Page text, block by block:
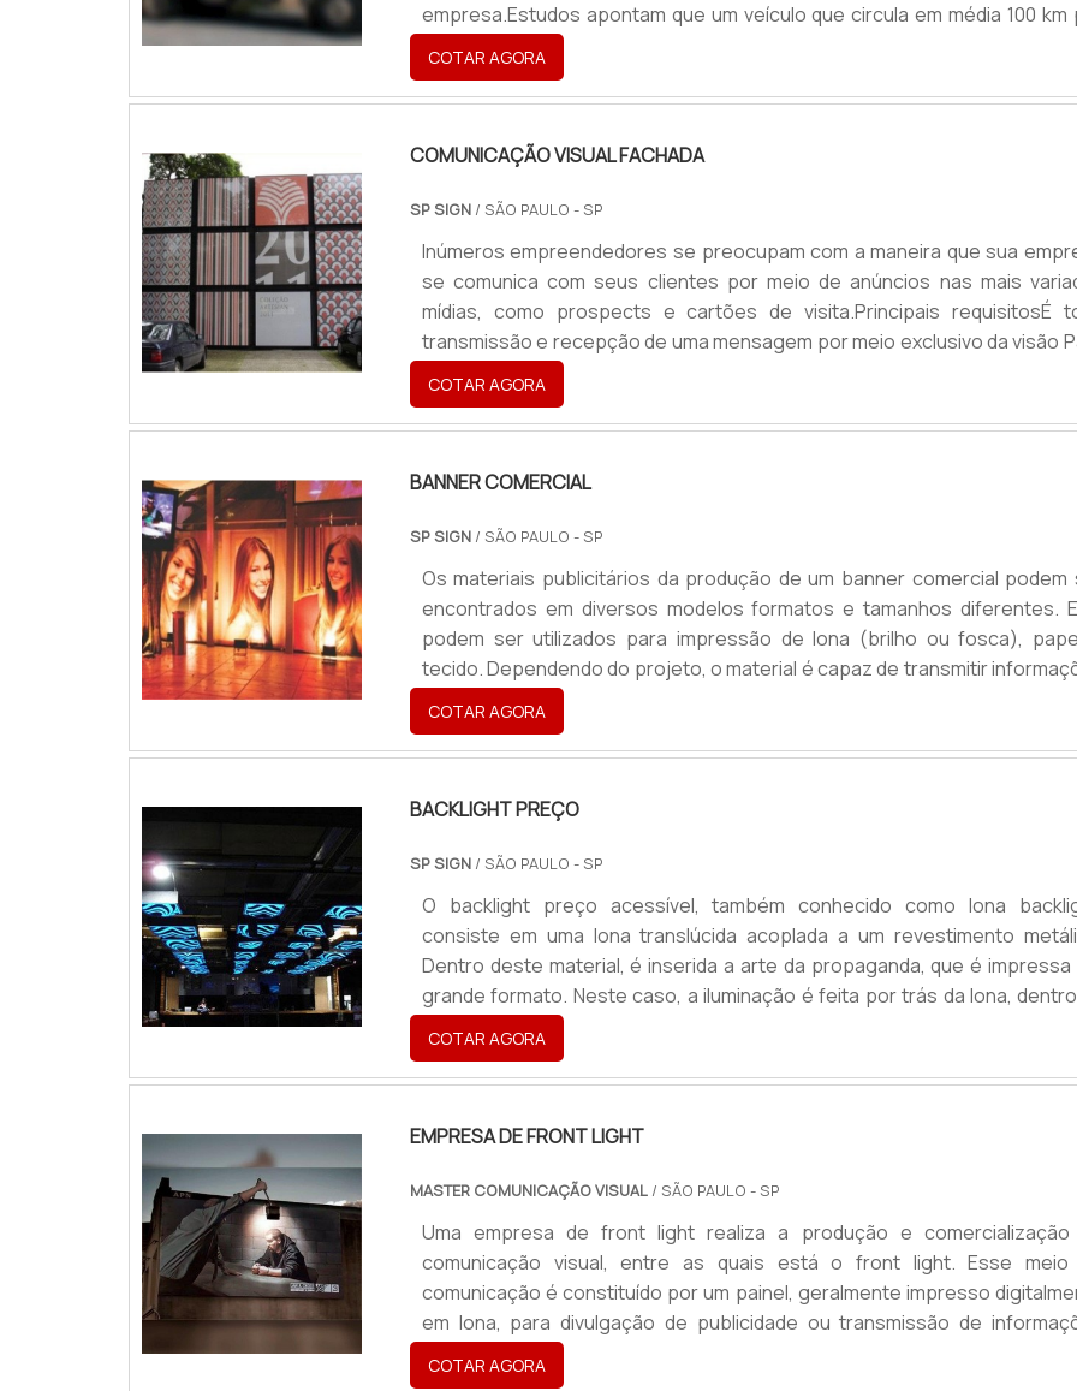
empresa.Estudos apontam que um veículo que circula em média 100 km
dia pode ser visualizado por cerca de 4 mil pessoas. Portanto
envelopamento pode fazer com que um veículo apresente a marca de
empresa a cerca de 1 milhão de pessoas no decorrer de um ano.O
COTAR AGORA
COMUNICAÇÃO VISUAL FACHADA
SP SIGN/ SÃO PAULO - SP
Inúmeros empreendedores se preocupam com a maneira que sua
se comunica com seus clientes por meio de anúncios nas mais
mídias, como prospects e cartões de visita.Principais requisitosÉ
transmissão e recepção de uma mensagem por meio exclusivo da visão
tanto, a comunicação visual faz uso da Linguagem Visual.Para
comunicação visual fachada de uma empresa seja eficiente é
levar em conta os seguintes fatores: Destaque com clareza e
COTAR AGORA
BANNER COMERCIAL
SP SIGN/ SÃO PAULO - SP
Os materiais publicitários da produção de um banner comercial podem
encontrados em diversos modelos formatos e tamanhos diferentes.
podem ser utilizados para impressão de lona (brilho ou fosca),
tecido. Dependendo do projeto, o material é capaz de transmitir
em longa distância, quando fixados em locais
adicionais e aplicação dos bannersO banner comercial é essencial
divulgar marcas e serviços de empresas, assim como para comunicar e
COTAR AGORA
BACKLIGHT PREÇO
SP SIGN/ SÃO PAULO - SP
O backlight preço acessível, também conhecido como lona
consiste em uma lona translúcida acoplada a um revestimento
Dentro deste material, é inserida a arte da propaganda, que é impressa
grande formato. Neste caso, a iluminação é feita por trás da lona,
estrutura, o que refletirá na mesma.Estratégia de divulgaçãoEsse tipo
estratégia de divulgação é, principalmente, utilizada em locais públicos e
intensa movimentação para atrair a atenção das pessoas. Esses.
COTAR AGORA
EMPRESA DE FRONT LIGHT
MASTER COMUNICAÇÃO VISUAL/ SÃO PAULO - SP
Uma empresa de front light realiza a produção e comercialização
comunicação visual, entre as quais está o front light. Esse meio
comunicação é constituído por um painel, geralmente impresso
em lona, para divulgação de publicidade ou transmissão de
importantes em um ambiente. No caso do painel front light, a arte
recebe iluminação externa e frontal. Por isso é que esse tipo de
COTAR AGORA